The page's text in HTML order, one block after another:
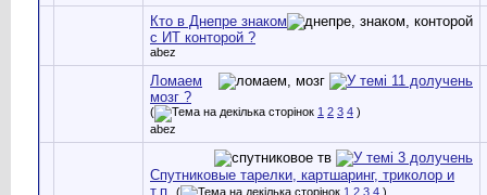
Кто в Днепре знаком
с ИТ конторой ?
abez
Ломаем
мозг ?
( 1 2 3 4 )
abez
Спутниковые тарелки, картшаринг, триколор и
т.п.
( 1 2 3 4 )